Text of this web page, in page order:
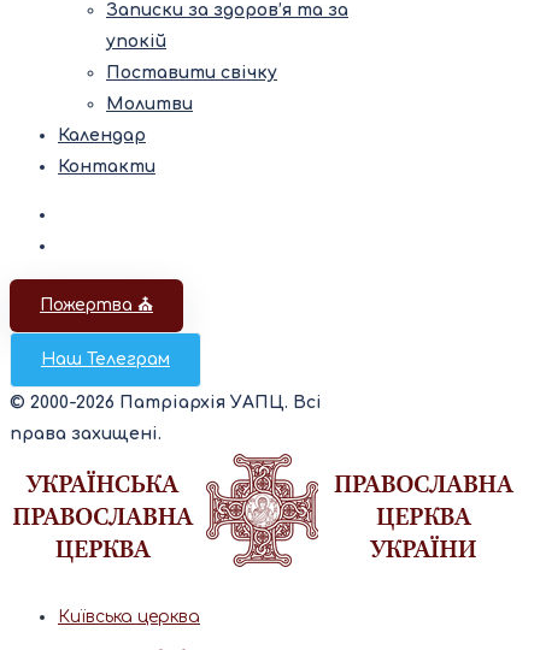
Записки за здоров’я та за
упокій
Поставити свічку
Молитви
Календар
Контакти
Пожертва ⛪️
Наш Телеграм
© 2000-2026 Патріархія УАПЦ. Всі
права захищені.
Київська церква